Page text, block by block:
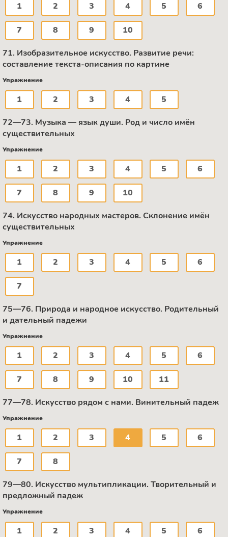
1 2 3 4 5 6
7 8 9 10
71. Изобразительное искусство. Развитие речи:
составление текста-описания по картине
Упражнение
1 2 3 4 5
72—73. Музыка — язык души. Род и число имён
существительных
Упражнение
1 2 3 4 5 6
7 8 9 10
74. Искусство народных мастеров. Склонение имён
существительных
Упражнение
1 2 3 4 5 6
7
75—76. Природа и народное искусство. Родительный
и дательный падежи
Упражнение
1 2 3 4 5 6
7 8 9 10 11
77—78. Искусство рядом с нами. Винительный падеж
Упражнение
1 2 3 4 5 6
7 8
79—80. Искусство мультипликации. Творительный и
предложный падеж
Упражнение
1 2 3 4 5 6